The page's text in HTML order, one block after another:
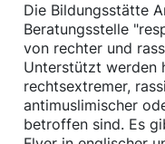
​Die Bildungsstätte
Beratungsstelle
von rechter und
Unterstützt werden
rechtsextremer,
antimuslimischer
betroffen sind. Es